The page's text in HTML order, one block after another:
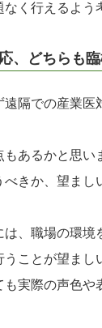
く行えるよう
、どちらも
隔での産業
あるかと思
きか、望ま
、職場の環
ことが望まし
実際の声色